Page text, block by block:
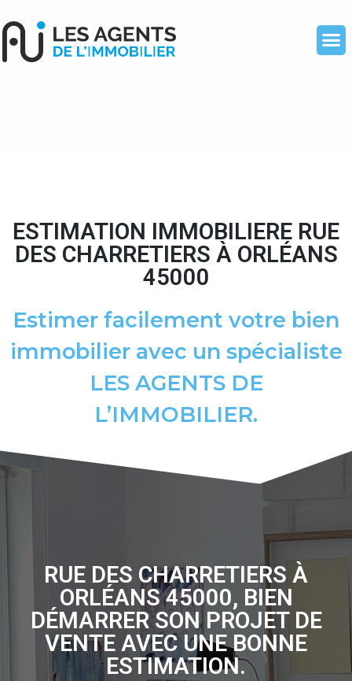
ESTIMATION IMMOBILIERE RUE
DES CHARRETIERS À ORLÉANS
45000
Estimer facilement votre bien
immobilier avec un spécialiste
LES AGENTS DE
L’IMMOBILIER.
RUE DES CHARRETIERS À
ORLÉANS 45000, BIEN
DÉMARRER SON PROJET DE
VENTE AVEC UNE BONNE
ESTIMATION.